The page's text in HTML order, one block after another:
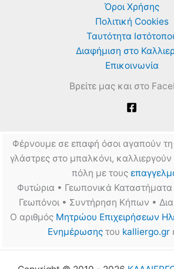
Όροι Χρήσης
Πολιτική Cookies
Ταυτότητα
Διαφήμιση στο
Επικοινωνία
Βρείτε μας και στο
Φέρνουμε σε επαφή όσοι αγαπούν
γλάστρες στο μπαλκόνι,
πόλη με τους
Φυτώρια • Γεωπονικά
Γεωπόνοι • Συντήρηση Κήπων •
Ο αριθμός Μητρώου Επιχειρήσεων
Ενημέρωσηςτου kalliergo.gr